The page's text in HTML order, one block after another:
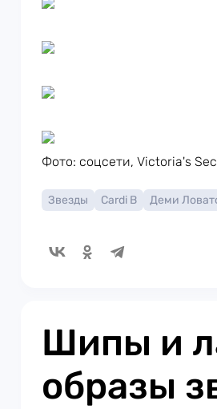
Фото: соцсети, Victoria's
Звезды Cardi B Деми
Шипы и
образы